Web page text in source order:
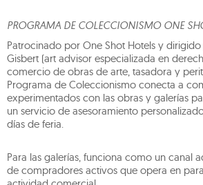
PROGRAMA DE COLECCIONISMO ONE
Patrocinado por One Shot Hotels y
Gisbert (art advisor especializada en
comercio de obras de arte, tasadora y
Programa de Coleccionismo conecta a
experimentados con las obras y galerías
un servicio de asesoramiento
días de feria.
Para las galerías, funciona como un canal
de compradores activos que opera en